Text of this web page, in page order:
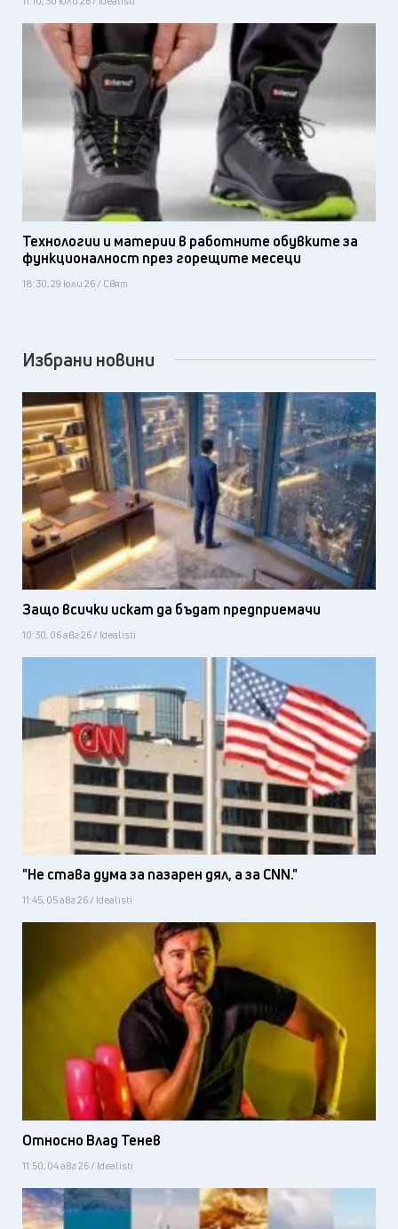
Технологии и материи в работните обувките за
функционалност през горещите месеци
18:30, 29 юли 26 / Свят
Избрани новини
Защо всички искат да бъдат предприемачи
10:30, 06 авг 26 / Idealisti
"Не става дума за пазарен дял, а за CNN."
11:45, 05 авг 26 / Idealisti
Относно Влад Тенев
11:50, 04 авг 26 / Idealisti